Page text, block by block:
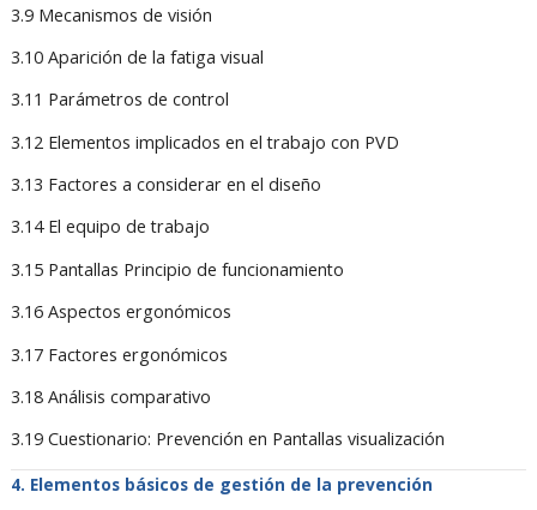
3.9 Mecanismos de visión
3.10 Aparición de la fatiga visual
3.11 Parámetros de control
3.12 Elementos implicados en el trabajo con PVD
3.13 Factores a considerar en el diseño
3.14 El equipo de trabajo
3.15 Pantallas Principio de funcionamiento
3.16 Aspectos ergonómicos
3.17 Factores ergonómicos
3.18 Análisis comparativo
3.19 Cuestionario: Prevención en Pantallas visualización
Elementos básicos de gestión de la prevención